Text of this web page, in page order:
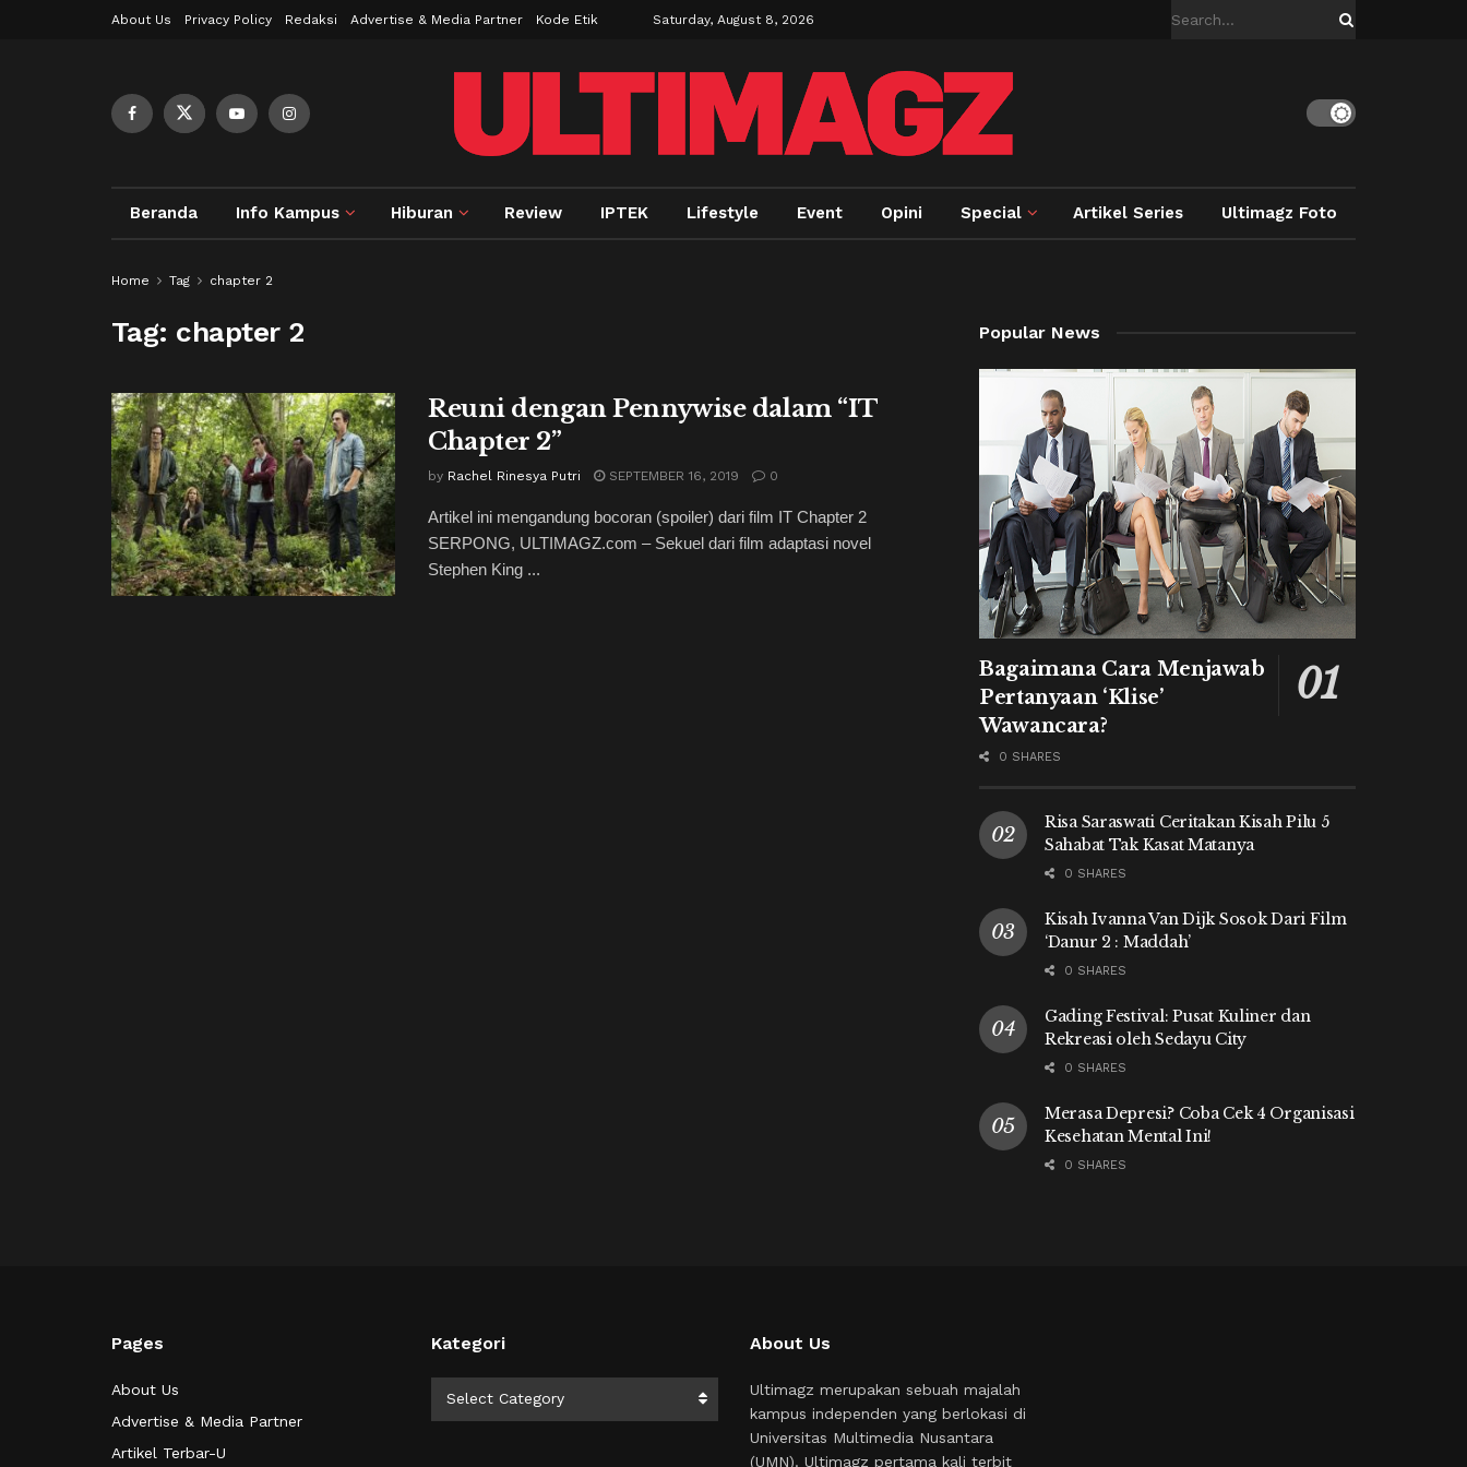
About Us Privacy Policy Redaksi Advertise & Media Partner Kode Etik Saturday, August 8, 2026
Beranda Info Kampus Hiburan Review IPTEK Lifestyle Event Opini Special Artikel Series Ultimagz Foto
Home Tag chapter 2
Tag: chapter 2
Reuni dengan Pennywise dalam “IT
Chapter 2”
by Rachel Rinesya Putri SEPTEMBER 16, 2019 0
Artikel ini mengandung bocoran (spoiler) dari film IT Chapter 2
SERPONG, ULTIMAGZ.com – Sekuel dari film adaptasi novel
Stephen King ...
Popular News
Bagaimana Cara Menjawab
Pertanyaan ‘Klise’
Wawancara?
0 SHARES
Risa Saraswati Ceritakan Kisah Pilu 5
Sahabat Tak Kasat Matanya
0 SHARES
Kisah Ivanna Van Dijk Sosok Dari Film
‘Danur 2 : Maddah’
0 SHARES
Gading Festival: Pusat Kuliner dan
Rekreasi oleh Sedayu City
0 SHARES
Merasa Depresi? Coba Cek 4 Organisasi
Kesehatan Mental Ini!
0 SHARES
Pages
About Us
Advertise & Media Partner
Artikel Terbar-U
Kategori
Select Category
About Us
Ultimagz merupakan sebuah majalah
kampus independen yang berlokasi di
Universitas Multimedia Nusantara
(UMN). Ultimagz pertama kali terbit